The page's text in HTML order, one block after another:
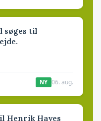
søges til
NY 06. aug.
Henrik Haves